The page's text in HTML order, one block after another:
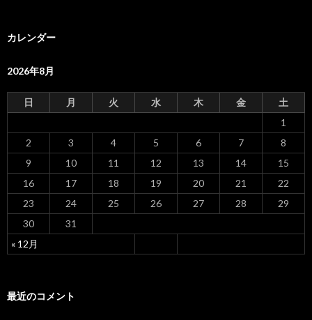
カレンダー
2026年8月
日 月 火 水 木 金 土
« 12月
1
2
3 4 5 6 7
8
9
10 11 12 13 14
15
16
17 18 19 20 21
22
23
24 25 26 27 28
29
30
31
最近のコメント